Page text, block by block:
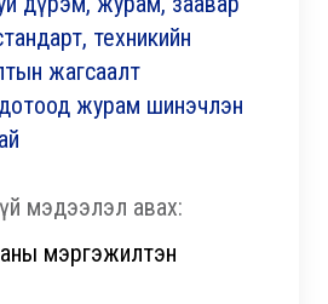
техникийн
жагсаалт
дотоод журам шинэчлэн
мэдээлэл авах:
мэргэжилтэн